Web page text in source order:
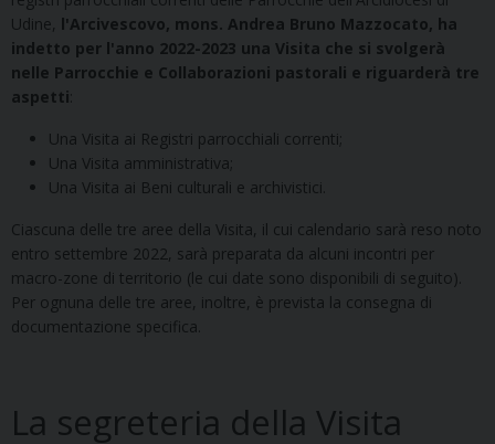
Udine, l'Arcivescovo, mons. Andrea Bruno Mazzocato, ha
indetto per l'anno 2022-2023 una Visita che si svolgerà
nelle Parrocchie e Collaborazioni pastorali e riguarderà tre
aspetti
Una Visita ai Registri parrocchiali correnti;
Una Visita amministrativa;
Una Visita ai Beni culturali e archivistici.
Ciascuna delle tre aree della Visita, il cui calendario sarà reso noto
entro settembre 2022, sarà preparata da alcuni incontri per
macro-zone di territorio (le cui date sono disponibili di seguito).
Per ognuna delle tre aree, inoltre, è prevista la consegna di
documentazione specifica.
La segreteria della Visita